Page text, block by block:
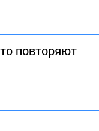
повторяют